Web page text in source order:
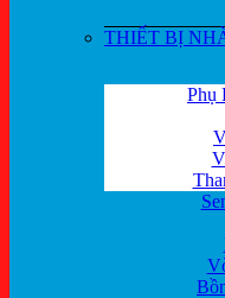
THIẾT BỊ
Phụ